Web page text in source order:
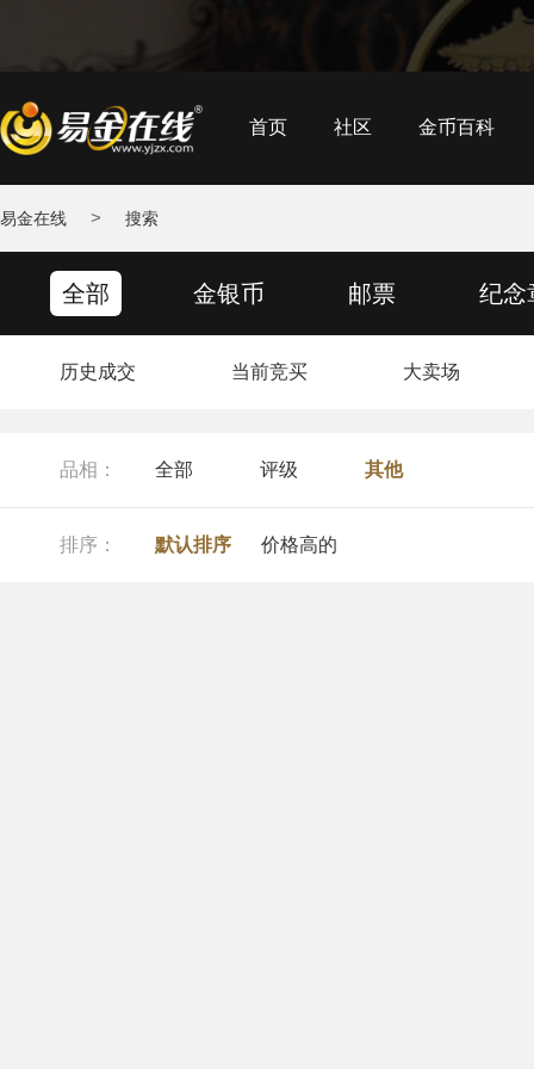
首页 社区 金币百科
易金在线 > 搜索
全部 金银币 邮票 纪念
历史成交 当前竞买 大卖场
品相： 全部 评级 其他
排序： 默认排序 价格高的